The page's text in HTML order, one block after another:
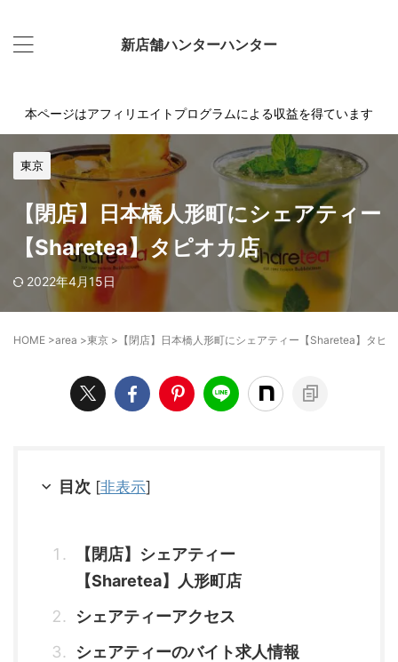
新店舗ハンターハンター
本ページはアフィリエイトプログラムによる収益を得ています
東京
【閉店】日本橋人形町にシェアティー
【Sharetea】タピオカ店
2022年4月15日
HOME >area >東京 > 【閉店】日本橋人形町にシェアティー【Sharetea】タピ
目次 [非表示]
【閉店】シェアティー
【Sharetea】人形町店
シェアティーアクセス
シェアティーのバイト求人情報